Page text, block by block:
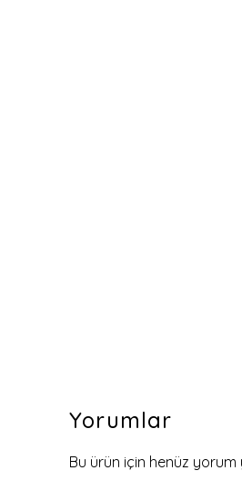
Yorumlar
Bu ürün için henüz yorum